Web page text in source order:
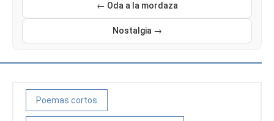
← Oda a la mordaza
Nostalgia →
Poemas cortos